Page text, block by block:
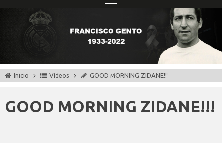
Inicio Vídeos GOOD MORNING ZIDANE!!!
GOOD MORNING ZIDANE!!!